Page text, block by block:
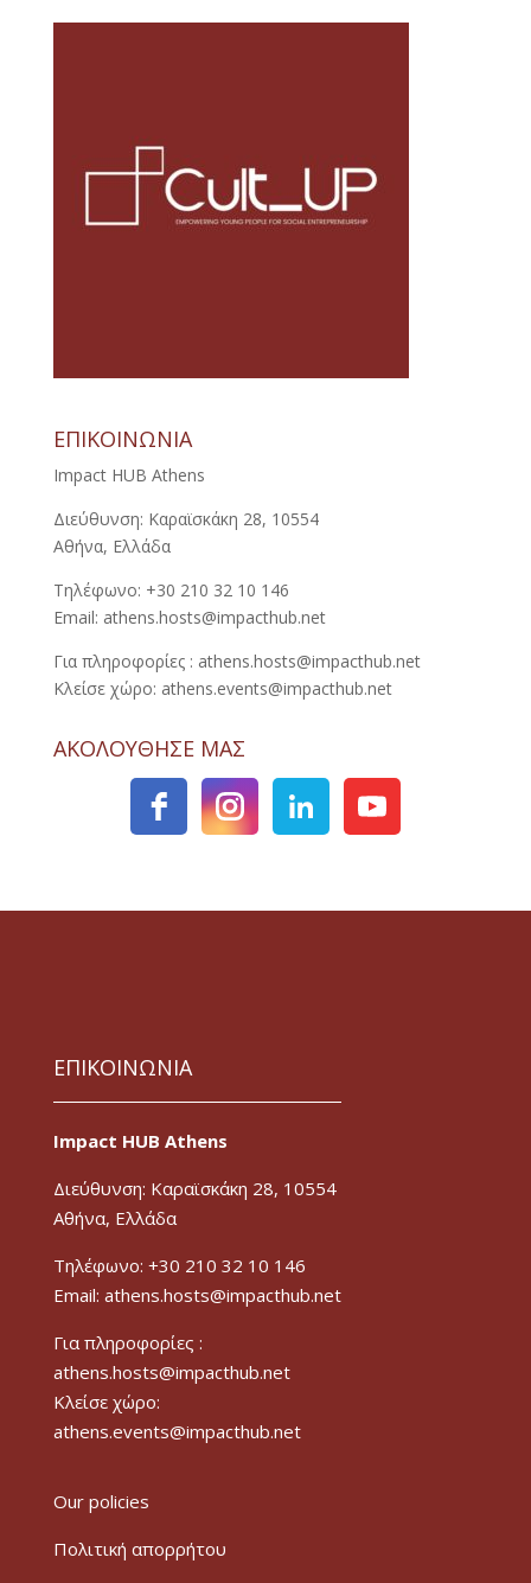
ΕΠΙΚΟΙΝΩΝΙΑ
Impact HUB Athens
Διεύθυνση: Καραϊσκάκη 28, 10554
Αθήνα, Ελλάδα
Τηλέφωνο: +30 210 32 10 146
Email: athens.hosts@impacthub.net
Για πληροφορίες : athens.hosts@impacthub.net
Κλείσε χώρο: athens.events@impacthub.net
ΑΚΟΛΟΥΘΗΣΕ ΜΑΣ
ΕΠΙΚΟΙΝΩΝΙΑ
Impact HUB Athens
Διεύθυνση: Καραϊσκάκη 28, 10554
Αθήνα, Ελλάδα
Τηλέφωνο: +30 210 32 10 146
Email: athens.hosts@impacthub.net
Για πληροφορίες :
athens.hosts@impacthub.net
Κλείσε χώρο:
athens.events@impacthub.net
Our policies
Πολιτική απορρήτου